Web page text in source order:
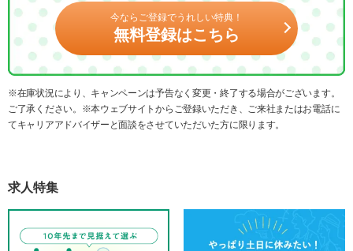
今ならご登録でうれしい特典！
無料登録はこちら
※在庫状況により、キャンペーンは予告なく変更・終了する場合がございます。
ご了承ください。※本ウェブサイトからご登録いただき、ご来社またはお電話に
てキャリアアドバイザーと面談をさせていただいた方に限ります。
求人特集